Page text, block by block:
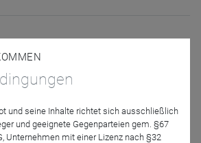
und China-Expertin Xinyi war
Konferenz in Hongkong sowie
Portfoliounternehmen besucht.
und seine Inhalte richtet sich ausschließlich
und geeignete Gegenparteien gem. §67
Unternehmen mit einer Lizenz nach §32